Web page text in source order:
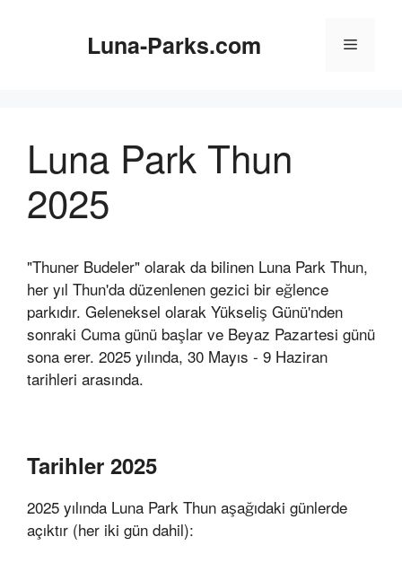
Luna-Parks.com Menü
Luna Park Thun
2025
"Thuner Budeler" olarak da bilinen Luna Park Thun,
her yıl Thun'da düzenlenen gezici bir eğlence
parkıdır. Geleneksel olarak Yükseliş Günü'nden
sonraki Cuma günü başlar ve Beyaz Pazartesi günü
sona erer. 2025 yılında, 30 Mayıs - 9 Haziran
tarihleri arasında.
Tarihler 2025
2025 yılında Luna Park Thun aşağıdaki günlerde
açıktır (her iki gün dahil):